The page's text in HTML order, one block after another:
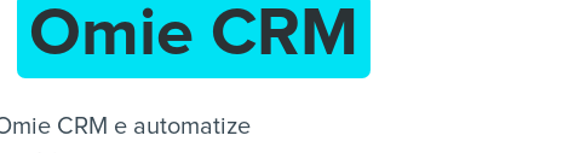
Omie CRM
CRM e automatize